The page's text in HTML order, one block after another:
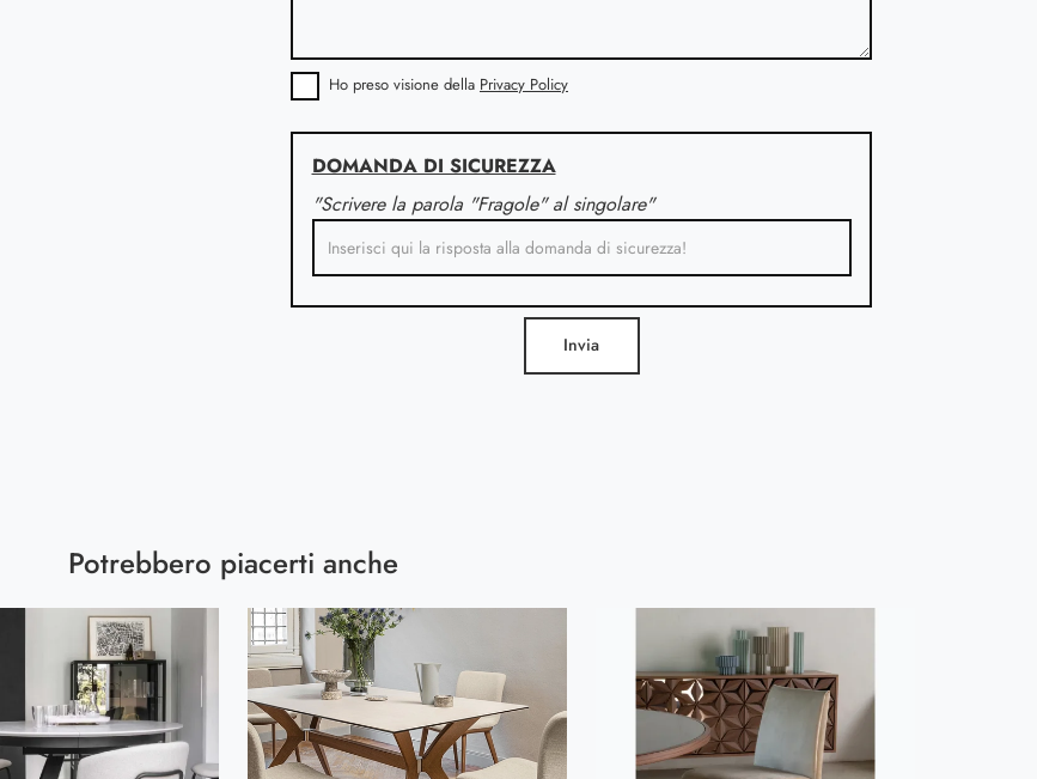
Ho preso visione della Privacy Policy
DOMANDA DI SICUREZZA
"Scrivere la parola "Fragole" al singolare"
Invia
Potrebbero piacerti anche